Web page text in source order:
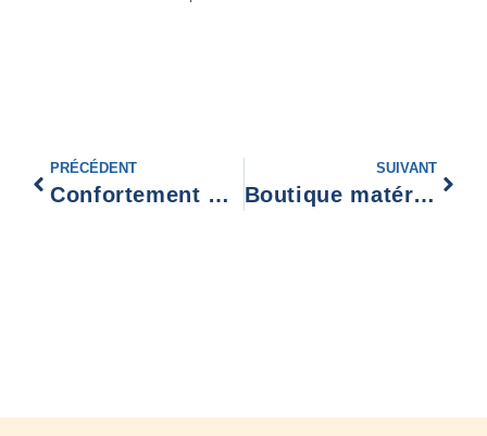
PRÉCÉDENT
Confortement mur soutènement Laon
SUIVANT
Boutique matériel de pompage Valenciennes